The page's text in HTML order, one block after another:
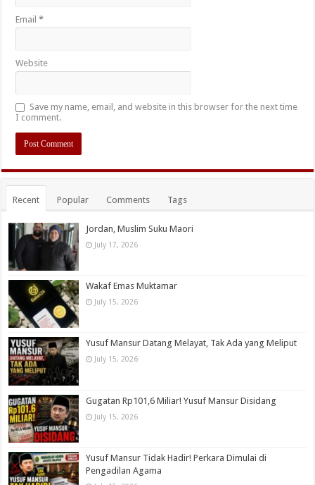
Email*
Website
Save my name, email, and website in this browser for the next time
I comment.
Recent Popular Comments Tags
Jordan, Muslim Suku Maori
July 17, 2026
Wakaf Emas Muktamar
July 15, 2026
Yusuf Mansur Datang Melayat, Tak Ada yang Meliput
July 15, 2026
Gugatan Rp101,6 Miliar! Yusuf Mansur Disidang
July 15, 2026
Yusuf Mansur Tidak Hadir! Perkara Dimulai di
Pengadilan Agama